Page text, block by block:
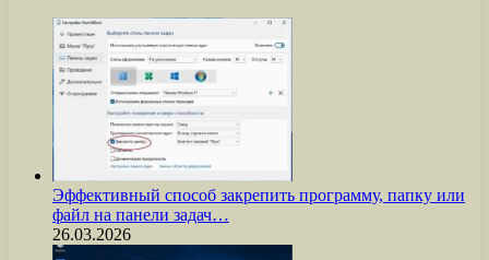
Эффективный способ закрепить программу, папку или
файл на панели задач…
26.03.2026